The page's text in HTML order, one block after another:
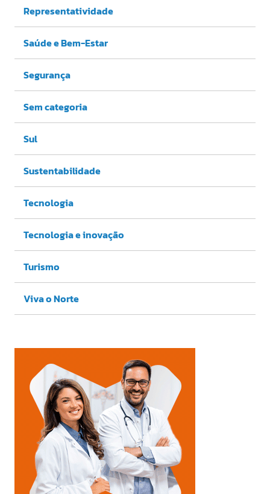
Representatividade
Saúde e Bem-Estar
Segurança
Sem categoria
Sul
Sustentabilidade
Tecnologia
Tecnologia e inovação
Turismo
Viva o Norte